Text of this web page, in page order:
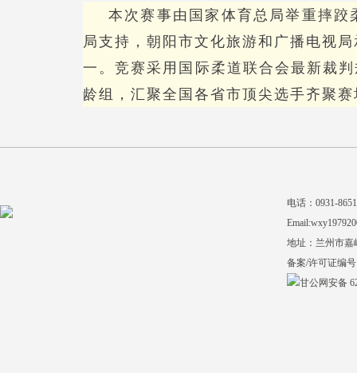
本次赛事由国家体育总局举重摔
局支持，朝阳市文化旅游和广播电视
一。竞赛采用国际柔道联合会最新裁
龄组，汇聚全国各省市顶尖选手齐聚
电话：0931-
地址：兰州市嘉
备案/许可证编
甘公网安备